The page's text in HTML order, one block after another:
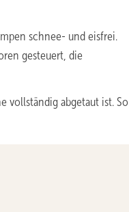
schnee- und eisfrei.
gesteuert, die
vollständig abgetaut ist. So